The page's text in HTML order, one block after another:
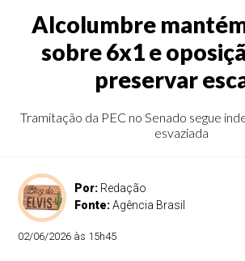
Alcolumbre
sobre 6x1 e
preservar
Tramitação da PEC no Senado segue
esvaziada
Por: Redação
Fonte:Agência Brasil
02/06/2026 às 15h45